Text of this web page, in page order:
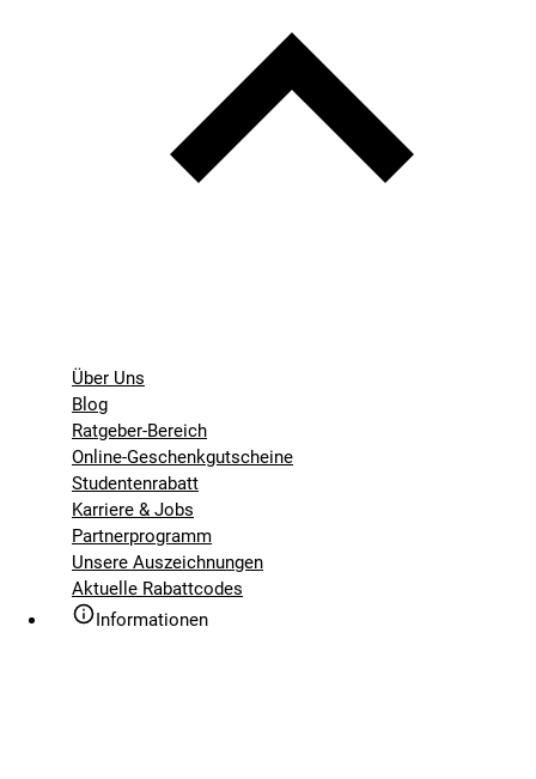
Über Uns
Blog
Ratgeber-Bereich
Online-Geschenkgutscheine
Studentenrabatt
Karriere & Jobs
Partnerprogramm
Unsere Auszeichnungen
Aktuelle Rabattcodes
Informationen